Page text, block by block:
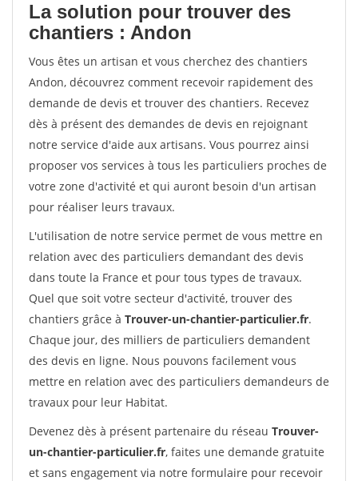
La solution pour trouver des
chantiers : Andon
Vous êtes un artisan et vous cherchez des chantiers
Andon, découvrez comment recevoir rapidement des
demande de devis et trouver des chantiers. Recevez
dès à présent des demandes de devis en rejoignant
notre service d'aide aux artisans. Vous pourrez ainsi
proposer vos services à tous les particuliers proches de
votre zone d'activité et qui auront besoin d'un artisan
pour réaliser leurs travaux.
L'utilisation de notre service permet de vous mettre en
relation avec des particuliers demandant des devis
dans toute la France et pour tous types de travaux.
Quel que soit votre secteur d'activité, trouver des
chantiers grâce à Trouver-un-chantier-particulier.fr.
Chaque jour, des milliers de particuliers demandent
des devis en ligne. Nous pouvons facilement vous
mettre en relation avec des particuliers demandeurs de
travaux pour leur Habitat.
Devenez dès à présent partenaire du réseau Trouver-
un-chantier-particulier.fr, faites une demande gratuite
et sans engagement via notre formulaire pour recevoir